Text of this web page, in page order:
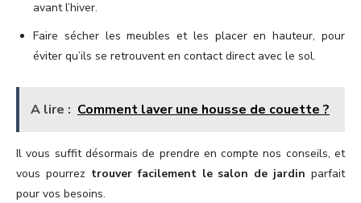
avant l’hiver.
Faire sécher les meubles et les placer en hauteur, pour
éviter qu’ils se retrouvent en contact direct avec le sol.
A lire : Comment laver une housse de couette ?
Il vous suffit désormais de prendre en compte nos conseils, et
vous pourrez trouver facilement le salon de jardin parfait
pour vos besoins.